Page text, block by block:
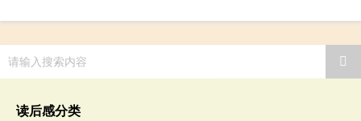
请输入搜索内容
读后感分类